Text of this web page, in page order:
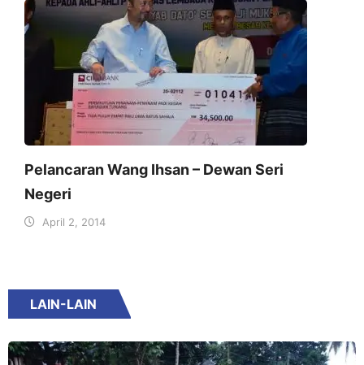
Pelancaran Wang Ihsan – Dewan Seri
Negeri
April 2, 2014
LAIN-LAIN